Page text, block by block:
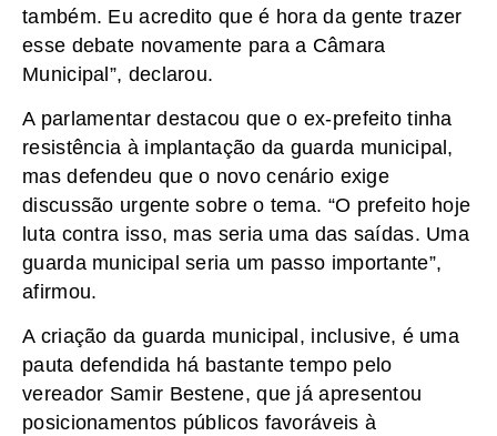
também. Eu acredito que é hora da gente trazer
esse debate novamente para a Câmara
Municipal”, declarou.
A parlamentar destacou que o ex-prefeito tinha
resistência à implantação da guarda municipal,
mas defendeu que o novo cenário exige
discussão urgente sobre o tema. “O prefeito hoje
luta contra isso, mas seria uma das saídas. Uma
guarda municipal seria um passo importante”,
afirmou.
A criação da guarda municipal, inclusive, é uma
pauta defendida há bastante tempo pelo
vereador Samir Bestene, que já apresentou
posicionamentos públicos favoráveis à